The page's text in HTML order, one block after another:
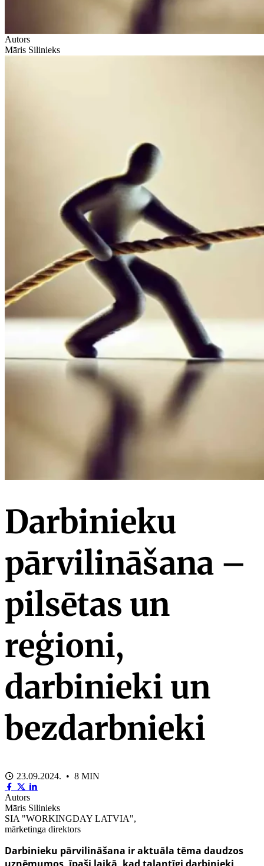
Autors
Māris Silinieks
Darbinieku
pārvilināšana –
pilsētas un
reģioni,
darbinieki un
bezdarbnieki
23.09.2024. • 8 MIN
Autors
Māris Silinieks
SIA "WORKINGDAY LATVIA",
mārketinga direktors
Darbinieku pārvilināšana ir aktuāla tēma daudzos